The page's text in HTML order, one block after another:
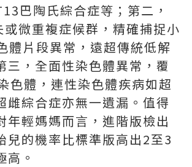
巴陶氏綜合症等；第二，
微重複症候群，精確捕捉小
體片段異常，遠超傳統低解
三，全面性染色體異常，覆
色體，連性染色體疾病如超
雌綜合症亦無一遺漏。值得
年輕媽媽而言，進階版檢出
兒的機率比標準版高出2至3
高。